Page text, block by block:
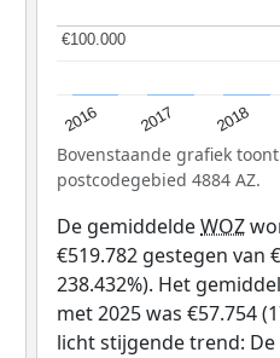
2016 2017 2018
€100.000
€100.000
Bovenstaande grafiek
postcodegebied 4884 AZ.
De gemiddeldeWOZ
€519.782 gestegen van
238.432%). Het
met 2025 was €57.754
licht stijgende trend: